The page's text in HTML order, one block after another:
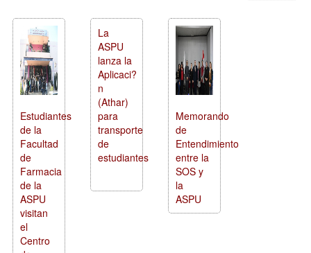
Estudiantes
de la
Facultad
de
Farmacia
de la
ASPU
visitan
el
Centro
La
ASPU
lanza la
Aplicaci?
n
(Athar)
para
transporte
de
estudiantes
Memorando
de
Entendimiento
entre la
SOS y
la
ASPU